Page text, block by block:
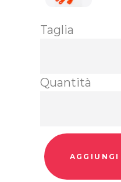
Taglia
Quantità